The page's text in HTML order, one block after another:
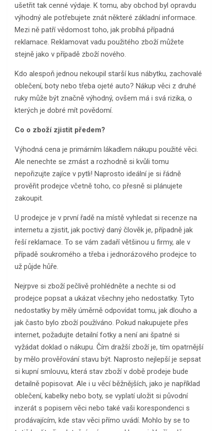
ušetřit tak cenné výdaje. K tomu, aby obchod byl opravdu
výhodný ale potřebujete znát některé základní informace.
Mezi ně patří vědomost toho, jak probíhá případná
reklamace. Reklamovat vadu použitého zboží můžete
stejně jako v případě zboží nového.
Kdo alespoň jednou nekoupil starší kus nábytku, zachovalé
oblečení, boty nebo třeba ojeté auto? Nákup věci z druhé
ruky může být značně výhodný, ovšem má i svá rizika, o
kterých je dobré mít povědomí.
Co o zboží zjistit předem?
Výhodná cena je primárním lákadlem nákupu použité věci.
Ale nenechte se zmást a rozhodně si kvůli tomu
nepořizujte zajíce v pytli! Naprosto ideální je si řádně
prověřit prodejce včetně toho, co přesně si plánujete
zakoupit.
U prodejce je v první řadě na místě vyhledat si recenze na
internetu a zjistit, jak poctivý daný člověk je, případně jak
řeší reklamace. To se vám zadaří většinou u firmy, ale v
případě soukromého a třeba i jednorázového prodejce to
už půjde hůře.
Nejrpve si zboží pečlivě prohlédněte a nechte si od
prodejce popsat a ukázat všechny jeho nedostatky. Tyto
nedostatky by měly úměrně odpovídat tomu, jak dlouho a
jak často bylo zboží používáno. Pokud nakupujete přes
internet, požadujte detailní fotky a není ani špatné si
vyžádat doklad o nákupu. Čím dražší zboží je, tím opatrnější
by mělo prověřování stavu být. Naprosto nejlepší je sepsat
si kupní smlouvu, která stav zboží v době prodeje bude
detailně popisovat. Ale i u věcí běžnějších, jako je například
oblečení, kabelky nebo boty, se vyplatí uložit si původní
inzerát s popisem věci nebo také vaši korespondenci s
prodávajícím, kde stav věci přímo uvádí. Mohlo by se to